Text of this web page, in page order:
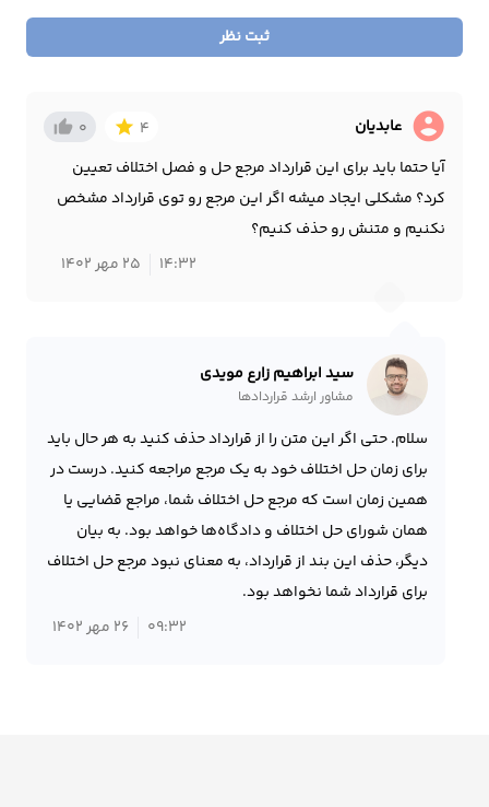
ثبت نظر
account_circle عابدیان 4
star
0
thumb_up_alt
آیا حتما باید برای این قرارداد مرجع حل و فصل اختلاف تعیین
کرد؟ مشکلی ایجاد میشه اگر این مرجع رو توی قرارداد مشخص
نکنیم و متنش رو حذف کنیم؟
14:32
25 مهر 1402
سید ابراهیم زارع مویدی
مشاور ارشد قراردادها
سلام. حتی اگر این متن را از قرارداد حذف کنید به هر حال باید
برای زمان حل اختلاف خود به یک مرجع مراجعه کنید. درست در
همین زمان است که مرجع حل اختلاف شما، مراجع قضایی یا
همان شورای حل اختلاف و دادگاه‌ها خواهد بود. به بیان
دیگر، حذف این بند از قرارداد، به معنای نبود مرجع حل اختلاف
برای قرارداد شما نخواهد بود.
09:32
26 مهر 1402